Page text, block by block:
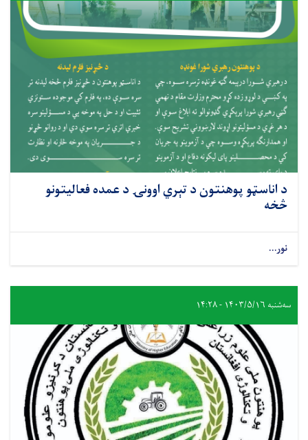
د اناسټو پوهنتون د تېري اوونۍ د عمده فعالیتونو
څخه
نور...
سه‌شنبه ۱۴۰۳/۵/۱۶ - ۱۴:۲۸